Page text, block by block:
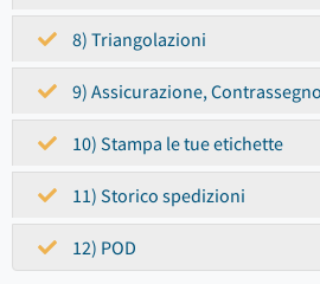
8) Triangolazioni
9) Assicurazione,
10) Stampa le tue etichette
11) Storico spedizioni
12) POD